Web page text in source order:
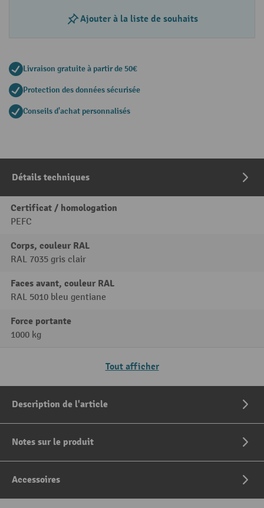
Ajouter à la liste de souhaits
Livraison gratuite à partir de 50€
Protection des données sécurisée
Conseils d'achat personnalisés
Détails techniques
Certificat / homologation
PEFC
Corps, couleur RAL
RAL 7035 gris clair
Faces avant, couleur RAL
RAL 5010 bleu gentiane
Force portante
1000 kg
Tout afficher
Description de l'article
Notes sur le produit
Accessoires